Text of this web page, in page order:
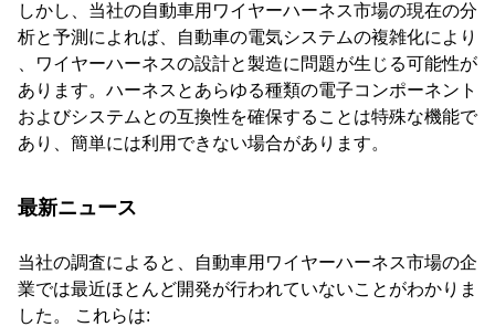
しかし、当社の自動車用ワイヤーハーネス市場の現在の分
析と予測によれば、自動車の電気システムの複雑化により
、ワイヤーハーネスの設計と製造に問題が生じる可能性が
あります。ハーネスとあらゆる種類の電子コンポーネント
およびシステムとの互換性を確保することは特殊な機能で
あり、簡単には利用できない場合があります。
最新ニュース
当社の調査によると、自動車用ワイヤーハーネス市場の企
業では最近ほとんど開発が行われていないことがわかりま
した。 これらは: